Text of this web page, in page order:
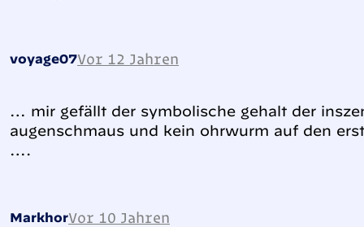
voyage07Vor 12 Jahren
… mir gefällt der symbolische gehalt der
augenschmaus und kein ohrwurm auf den
….
MarkhorVor 10 Jahren